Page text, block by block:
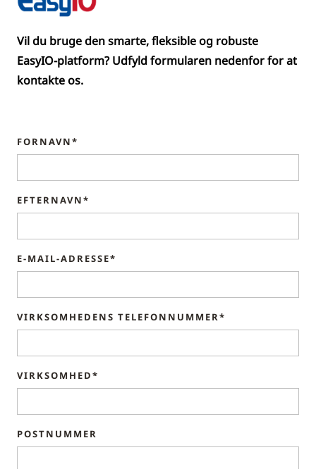
Vil du bruge den smarte, fleksible og robuste
EasyIO-platform? Udfyld formularen nedenfor for at
kontakte os.
FORNAVN*
EFTERNAVN*
E-MAIL-ADRESSE*
VIRKSOMHEDENS TELEFONNUMMER*
VIRKSOMHED*
POSTNUMMER